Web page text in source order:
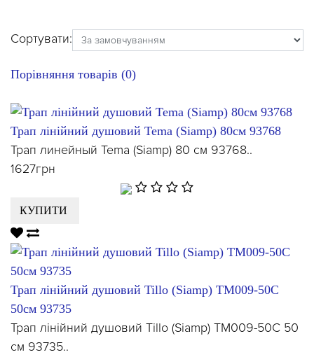
Сортувати:
Порівняння товарів (0)
Трап лінійний душовий Tema (Siamp) 80см 93768
Трап линейный Tema (Siamp) 80 см 93768..
1627грн
КУПИТИ
Трап лінійний душовий Tillo (Siamp) TM009-50C
50см 93735
Трап лінійний душовий Tillo (Siamp) TM009-50C 50
см 93735..